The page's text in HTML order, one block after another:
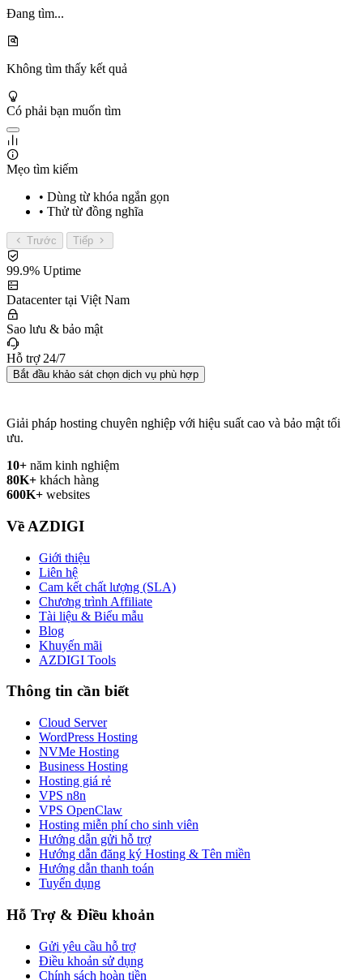
Đang tìm...
Không tìm thấy kết quả
Có phải bạn muốn tìm
Mẹo tìm kiếm
• Dùng từ khóa ngắn gọn
• Thử từ đồng nghĩa
Trước Tiếp
99.9% Uptime
Datacenter tại Việt Nam
Sao lưu & bảo mật
Hỗ trợ 24/7
Bắt đầu khảo sát chọn dịch vụ phù hợp
Giải pháp hosting chuyên nghiệp với hiệu suất cao và bảo mật tối
ưu.
10+ năm kinh nghiệm
80K+ khách hàng
600K+ websites
Về AZDIGI
Giới thiệu
Liên hệ
Cam kết chất lượng (SLA)
Chương trình Affiliate
Tài liệu & Biểu mẫu
Blog
Khuyến mãi
AZDIGI Tools
Thông tin cần biết
Cloud Server
WordPress Hosting
NVMe Hosting
Business Hosting
Hosting giá rẻ
VPS n8n
VPS OpenClaw
Hosting miễn phí cho sinh viên
Hướng dẫn gửi hỗ trợ
Hướng dẫn đăng ký Hosting & Tên miền
Hướng dẫn thanh toán
Tuyển dụng
Hỗ Trợ & Điều khoản
Gửi yêu cầu hỗ trợ
Điều khoản sử dụng
Chính sách hoàn tiền